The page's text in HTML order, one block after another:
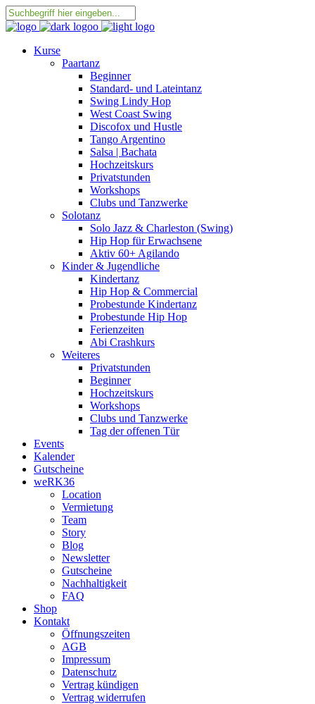
Kurse
Paartanz
Beginner
Standard- und Lateintanz
Swing Lindy Hop
West Coast Swing
Discofox und Hustle
Tango Argentino
Salsa | Bachata
Hochzeitskurs
Privatstunden
Workshops
Clubs und Tanzwerke
Solotanz
Solo Jazz & Charleston (Swing)
Hip Hop für Erwachsene
Aktiv 60+ Agilando
Kinder & Jugendliche
Kindertanz
Hip Hop & Commercial
Probestunde Kindertanz
Probestunde Hip Hop
Ferienzeiten
Abi Crashkurs
Weiteres
Privatstunden
Beginner
Hochzeitskurs
Workshops
Clubs und Tanzwerke
Tag der offenen Tür
Events
Kalender
Gutscheine
weRK36
Location
Vermietung
Team
Story
Blog
Newsletter
Gutscheine
Nachhaltigkeit
FAQ
Shop
Kontakt
Öffnungszeiten
AGB
Impressum
Datenschutz
Vertrag kündigen
Vertrag widerrufen